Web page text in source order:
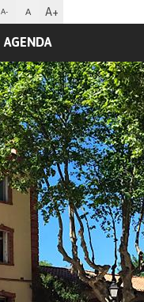
A- A A+
AGENDA